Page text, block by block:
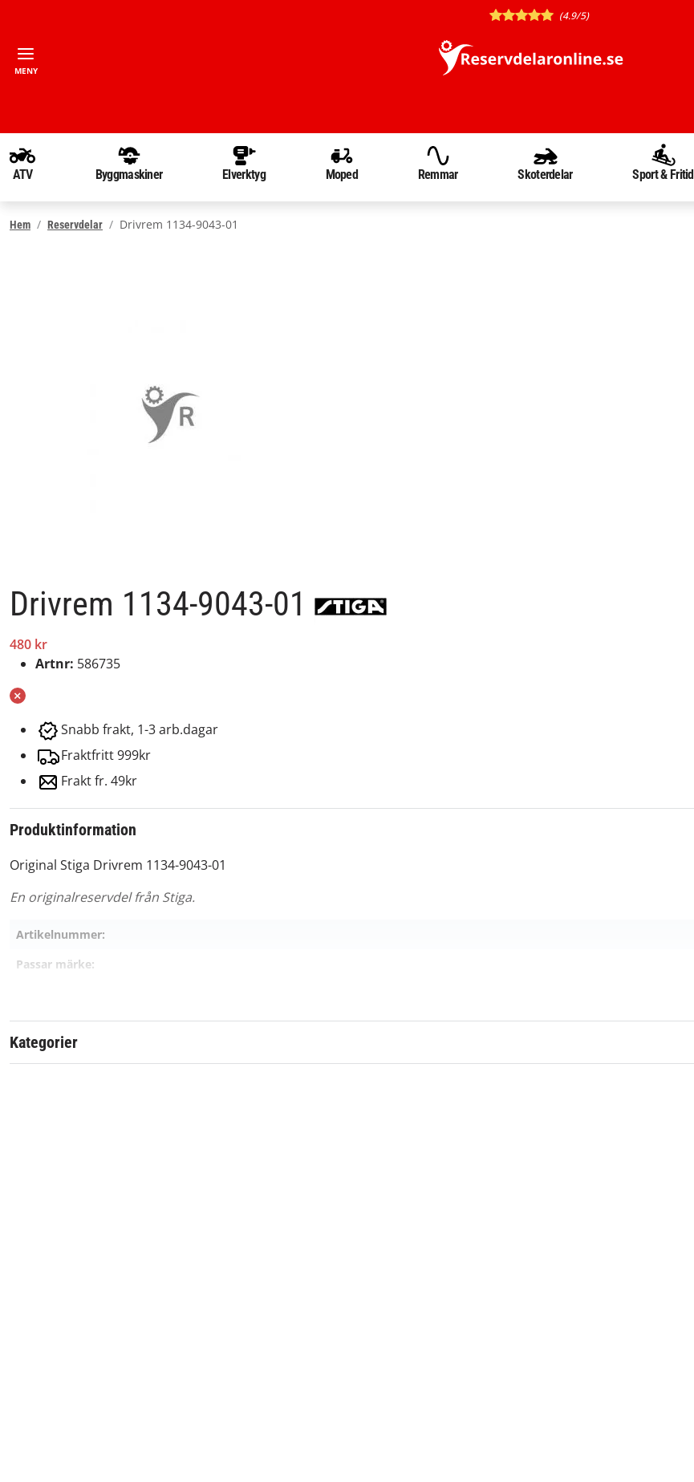
(4.9/5)
MENY
ATV Byggmaskiner Elverktyg Moped Remmar Skoterdelar Sport & Fritid
Hem Reservdelar Drivrem 1134-9043-01
Drivrem 1134-9043-01
480 kr
Artnr: 586735
Snabb frakt, 1-3 arb.dagar
Fraktfritt 999kr
Frakt fr. 49kr
Produktinformation
Original Stiga Drivrem 1134-9043-01
En originalreservdel från Stiga.
Artikelnummer:
Passar märke:
Kategorier